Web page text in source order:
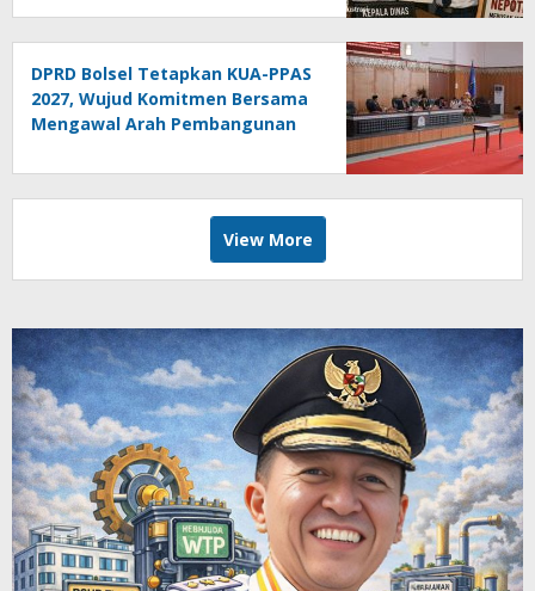
DPRD Bolsel Tetapkan KUA-PPAS
2027, Wujud Komitmen Bersama
Mengawal Arah Pembangunan
View More